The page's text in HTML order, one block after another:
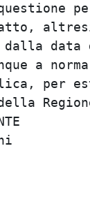
atto,
dalla